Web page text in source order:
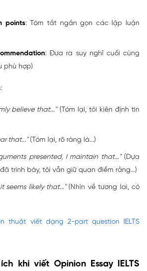
points: Tóm tắt ngắn gọn các lập luận
: Đưa ra suy nghĩ cuối cùng
phù hợp)
:
believe that..."(Tóm lại, tôi kiên định tin
that..."(Tóm lại, rõ ràng là...)
presented, I maintain that..."(Dựa
trình bày, tôi vẫn giữ quan điểm rằng...)
seems likely that..."(Nhìn về tương lai, có
thuật viết dạng 2-part question IELTS
khi viết Opinion Essay IELTS